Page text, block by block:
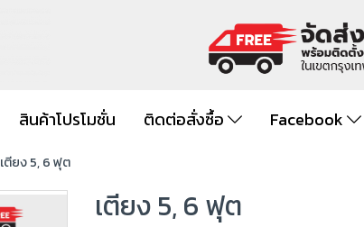
สินค้าโปรโมชั่น ติดต่อสั่งซื้อ Facebook
เตียง 5, 6 ฟุต
เตียง 5, 6 ฟุต